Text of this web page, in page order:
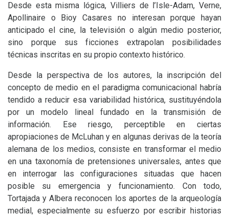
Desde esta misma lógica, Villiers de l’Isle-Adam, Verne,
Apollinaire o Bioy Casares no interesan porque hayan
anticipado el cine, la televisión o algún medio posterior,
sino porque sus ficciones extrapolan posibilidades
técnicas inscritas en su propio contexto histórico.
Desde la perspectiva de los autores, la inscripción del
concepto de medio en el paradigma comunicacional habría
tendido a reducir esa variabilidad histórica, sustituyéndola
por un modelo lineal fundado en la transmisión de
información. Ese riesgo, perceptible en ciertas
apropiaciones de McLuhan y en algunas derivas de la teoría
alemana de los medios, consiste en transformar el medio
en una taxonomía de pretensiones universales, antes que
en interrogar las configuraciones situadas que hacen
posible su emergencia y funcionamiento. Con todo,
Tortajada y Albera reconocen los aportes de la arqueología
medial, especialmente su esfuerzo por escribir historias